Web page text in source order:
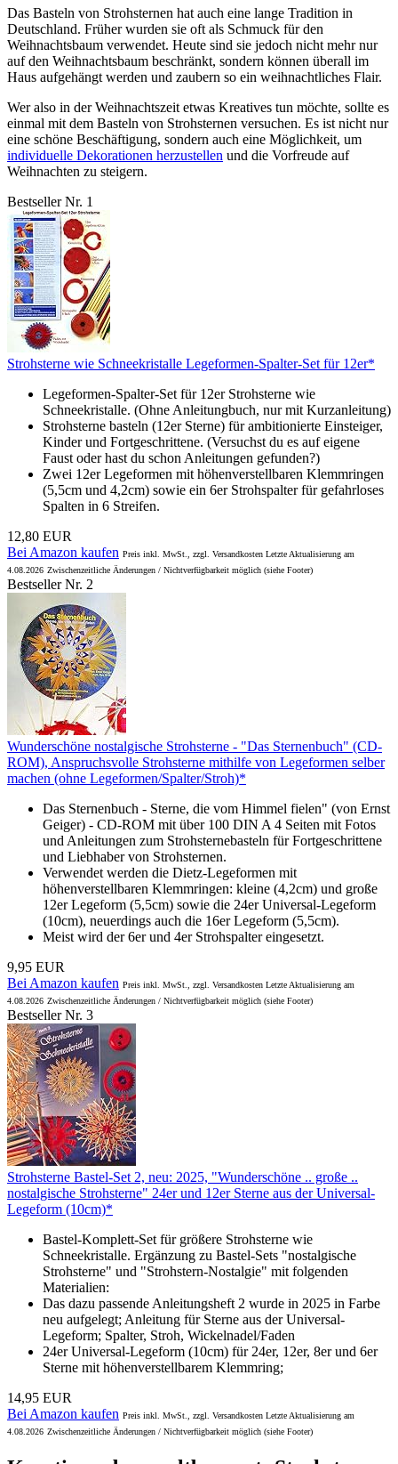
Das Basteln von Strohsternen hat auch eine lange Tradition in
Deutschland. Früher wurden sie oft als Schmuck für den
Weihnachtsbaum verwendet. Heute sind sie jedoch nicht mehr nur
auf den Weihnachtsbaum beschränkt, sondern können überall im
Haus aufgehängt werden und zaubern so ein weihnachtliches Flair.
Wer also in der Weihnachtszeit etwas Kreatives tun möchte, sollte es
einmal mit dem Basteln von Strohsternen versuchen. Es ist nicht nur
eine schöne Beschäftigung, sondern auch eine Möglichkeit, um
individuelle Dekorationen herzustellen und die Vorfreude auf
Weihnachten zu steigern.
Bestseller Nr. 1
Strohsterne wie Schneekristalle Legeformen-Spalter-Set für 12er*
Legeformen-Spalter-Set für 12er Strohsterne wie
Schneekristalle. (Ohne Anleitungbuch, nur mit Kurzanleitung)
Strohsterne basteln (12er Sterne) für ambitionierte Einsteiger,
Kinder und Fortgeschrittene. (Versuchst du es auf eigene
Faust oder hast du schon Anleitungen gefunden?)
Zwei 12er Legeformen mit höhenverstellbaren Klemmringen
(5,5cm und 4,2cm) sowie ein 6er Strohspalter für gefahrloses
Spalten in 6 Streifen.
12,80 EUR
Bei Amazon kaufen Preis inkl. MwSt., zzgl. Versandkosten Letzte Aktualisierung am
4.08.2026 Zwischenzeitliche Änderungen / Nichtverfügbarkeit möglich (siehe Footer)
Bestseller Nr. 2
Wunderschöne nostalgische Strohsterne - "Das Sternenbuch" (CD-
ROM), Anspruchsvolle Strohsterne mithilfe von Legeformen selber
machen (ohne Legeformen/Spalter/Stroh)*
Das Sternenbuch - Sterne, die vom Himmel fielen" (von Ernst
Geiger) - CD-ROM mit über 100 DIN A 4 Seiten mit Fotos
und Anleitungen zum Strohsternebasteln für Fortgeschrittene
und Liebhaber von Strohsternen.
Verwendet werden die Dietz-Legeformen mit
höhenverstellbaren Klemmringen: kleine (4,2cm) und große
12er Legeform (5,5cm) sowie die 24er Universal-Legeform
(10cm), neuerdings auch die 16er Legeform (5,5cm).
Meist wird der 6er und 4er Strohspalter eingesetzt.
9,95 EUR
Bei Amazon kaufen Preis inkl. MwSt., zzgl. Versandkosten Letzte Aktualisierung am
4.08.2026 Zwischenzeitliche Änderungen / Nichtverfügbarkeit möglich (siehe Footer)
Bestseller Nr. 3
Strohsterne Bastel-Set 2, neu: 2025, "Wunderschöne .. große ..
nostalgische Strohsterne" 24er und 12er Sterne aus der Universal-
Legeform (10cm)*
Bastel-Komplett-Set für größere Strohsterne wie
Schneekristalle. Ergänzung zu Bastel-Sets "nostalgische
Strohsterne" und "Strohstern-Nostalgie" mit folgenden
Materialien:
Das dazu passende Anleitungsheft 2 wurde in 2025 in Farbe
neu aufgelegt; Anleitung für Sterne aus der Universal-
Legeform; Spalter, Stroh, Wickelnadel/Faden
24er Universal-Legeform (10cm) für 24er, 12er, 8er und 6er
Sterne mit höhenverstellbarem Klemmring;
14,95 EUR
Bei Amazon kaufen Preis inkl. MwSt., zzgl. Versandkosten Letzte Aktualisierung am
4.08.2026 Zwischenzeitliche Änderungen / Nichtverfügbarkeit möglich (siehe Footer)